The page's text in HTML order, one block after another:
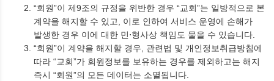
“회원”이 제9조의 규정을 위반한 경우 “교회”는 일방적으로 본
계약을 해지할 수 있고, 이로 인하여 서비스 운영에 손해가
발생한 경우 이에 대한 민⋅형사상 책임도 물을 수 있습니다.
“회원”이 계약을 해지할 경우, 관련법 및 개인정보취급방침에
따라 “교회”가 회원정보를 보유하는 경우를 제외하고는 해지
즉시 “회원”의 모든 데이터는 소멸됩니다.